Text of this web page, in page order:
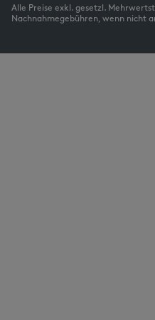
Alle Preise exkl. gesetzl.
Nachnahmegebühren, wenn nicht